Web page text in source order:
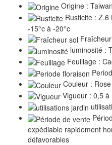
Origine : Taiwan
Rusticite : Z.6
-15°c à -20°c
luminosité :
Feuillage :
Couleur : Rose
Vigueur : 0,5 à
expédiable rapidement
défavorables